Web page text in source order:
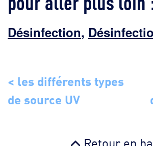
Désinfection,
< les différents types
de source UV
Retour en